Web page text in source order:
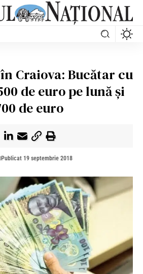
Craiova: Bucătar cu
de euro pe lună și
de euro
Publicat 19 septembrie 2018